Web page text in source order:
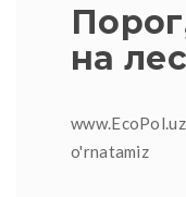
на
o'rnatamiz